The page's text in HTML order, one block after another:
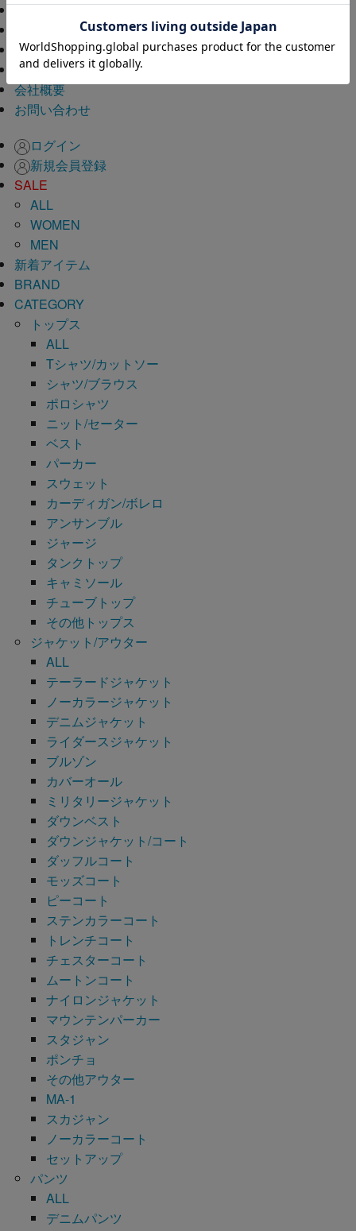
新規会員登録
ギフトキット
会員サービスプログラム
よくあるご質問
会社概要
お問い合わせ
ログイン
新規会員登録
SALE
ALL
WOMEN
MEN
新着アイテム
BRAND
CATEGORY
トップス
ALL
Tシャツ/カットソー
シャツ/ブラウス
ポロシャツ
ニット/セーター
ベスト
パーカー
スウェット
カーディガン/ボレロ
アンサンブル
ジャージ
タンクトップ
キャミソール
チューブトップ
その他トップス
ジャケット/アウター
ALL
テーラードジャケット
ノーカラージャケット
デニムジャケット
ライダースジャケット
ブルゾン
カバーオール
ミリタリージャケット
ダウンベスト
ダウンジャケット/コート
ダッフルコート
モッズコート
ピーコート
ステンカラーコート
トレンチコート
チェスターコート
ムートンコート
ナイロンジャケット
マウンテンパーカー
スタジャン
ポンチョ
その他アウター
MA-1
スカジャン
ノーカラーコート
セットアップ
パンツ
ALL
デニムパンツ